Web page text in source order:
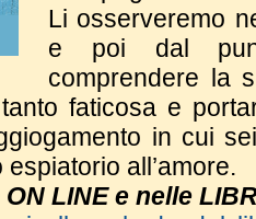
Li osserveremo
e poi dal
comprendere la
faticosa e
in cui
all’amore.
LINE e nelle